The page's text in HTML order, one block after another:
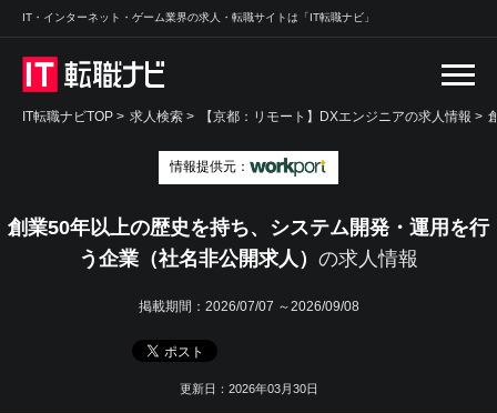
IT・インターネット・ゲーム業界の求人・転職サイトは「IT転職ナビ」
IT転職ナビTOP > 求人検索 > 【京都：リモート】DXエンジニアの求人情報 >
情報提供元：
創業50年以上の歴史を持ち、システム開発・運用を行
う企業（社名非公開求人） の求人情報
掲載期間： 2026/07/07 ～2026/09/08
更新日：2026年03月30日